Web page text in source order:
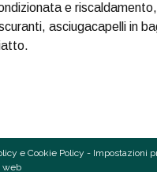
e
asciugacapelli in
e Cookie Policy - Impostazioni
web